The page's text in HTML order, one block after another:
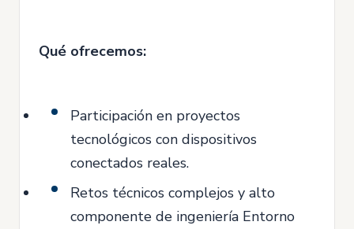
Qué ofrecemos:
Participación en proyectos
tecnológicos con dispositivos
conectados reales.
Retos técnicos complejos y alto
componente de ingeniería Entorno